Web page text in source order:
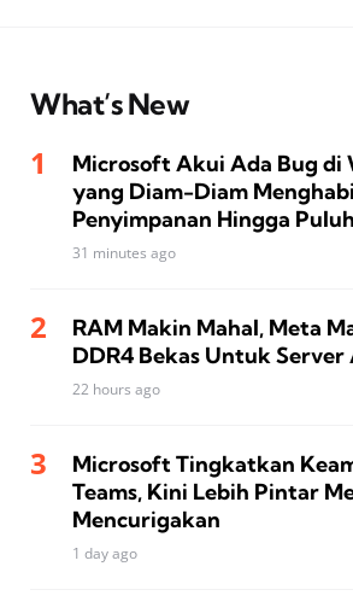
What’s New
Microsoft Akui Ada Bug di
yang Diam-Diam
Penyimpanan Hingga
31 minutes ago
RAM Makin Mahal, Meta
DDR4 Bekas Untuk Server
22 hours ago
Microsoft Tingkatkan
Teams, Kini Lebih Pintar
Mencurigakan
1 day ago